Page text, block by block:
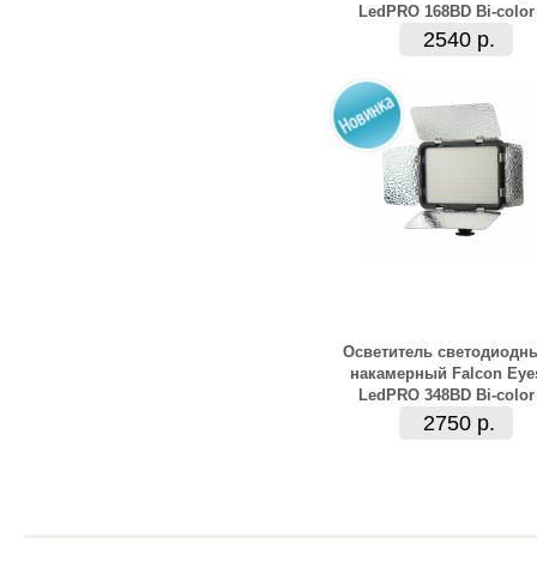
LedPRO 168BD Bi-color
2540 р.
Осветитель
накамерный Falcon
LedPRO 348BD Bi-color
2750 р.